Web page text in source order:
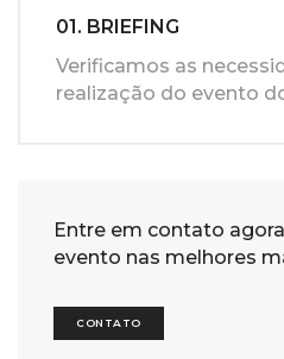
01. BRIEFING
Verificamos as
realização do evento
Entre em contato
evento nas melhores
CONTATO